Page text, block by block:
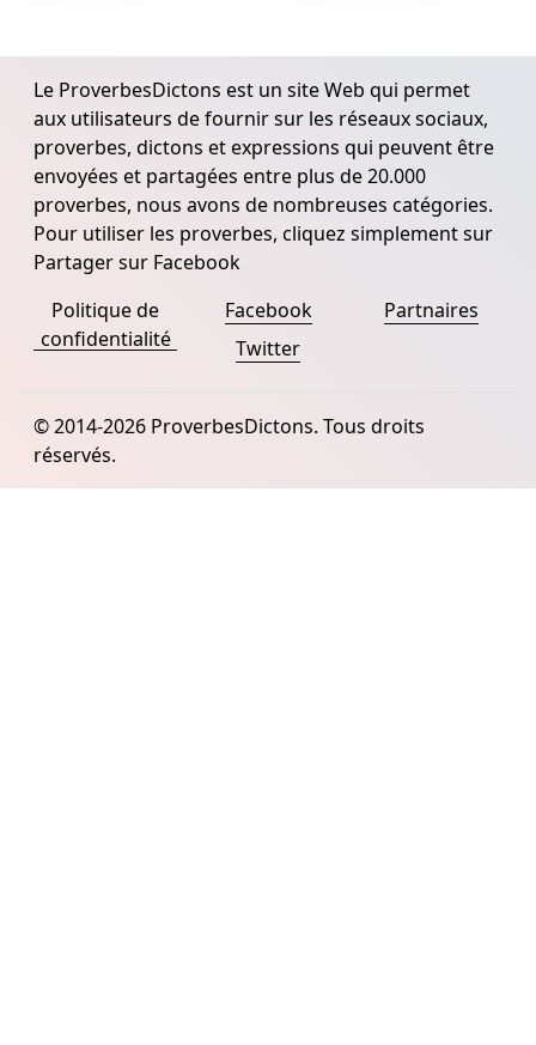
Le ProverbesDictons est un site Web qui permet
aux utilisateurs de fournir sur les réseaux sociaux,
proverbes, dictons et expressions qui peuvent être
envoyées et partagées entre plus de 20.000
proverbes, nous avons de nombreuses catégories.
Pour utiliser les proverbes, cliquez simplement sur
Partager sur Facebook
Politique de
confidentialité
Facebook
Twitter
Partnaires
© 2014-2026 ProverbesDictons. Tous droits
réservés.